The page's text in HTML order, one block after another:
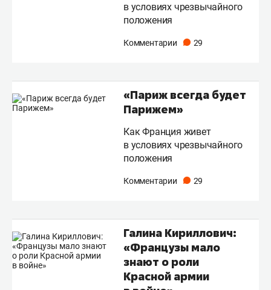
в условиях чрезвычайного
положения
Комментарии 29
«Париж всегда будет
Парижем»
Как Франция живет
в условиях чрезвычайного
положения
Комментарии 29
Галина Кириллович:
«Французы мало
знают о роли
Красной армии